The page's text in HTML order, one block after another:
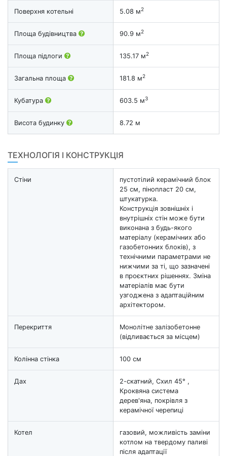
Поверхня котельні 5.08 м2
Площа будівництва 90.9 м2
Площа підлоги 135.17 м2
Загальна площа 181.8 м2
Кубатура 603.5 м3
Висота будинку 8.72 м
ТЕХНОЛОГІЯ І КОНСТРУКЦІЯ
Стіни
пустотілий керамічний блок
25 см, пінопласт 20 см,
штукатурка.
Конструкція зовнішніх і
внутрішніх стін може бути
виконана з будь-якого
матеріалу (керамічних або
газобетонних блоків), з
технічними параметрами не
нижчими за ті, що зазначені
в проєктних рішеннях. Зміна
матеріалів має бути
узгоджена з адаптаційним
архітектором.
Перекриття
Монолітне залізобетонне
(відливається за місцем)
Колінна стінка 100 см
Дах
2-скатний, Схил 45° ,
Кроквяна система
дерев'яна, покрівля з
керамічної черепиці
Котел
газовий, можливість заміни
котлом на твердому паливі
після адаптації